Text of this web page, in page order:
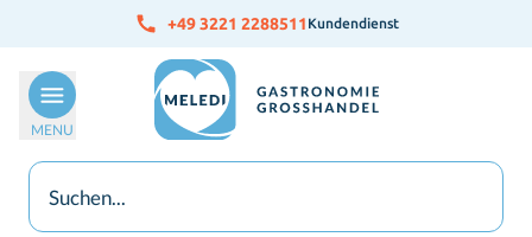
+49 3221 2288511 Kundendienst
MENU